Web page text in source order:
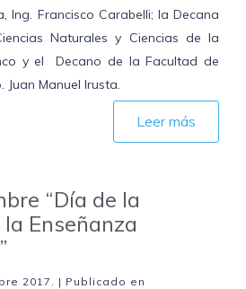
Ing. Francisco Carabelli; la Decana
Naturales y Ciencias de la
y el Decano de la Facultad de
Juan Manuel Irusta.
Leer más
“Día de la
Enseñanza
2017
. | Publicado en